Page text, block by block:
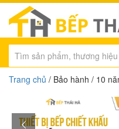
Trang chủ / Bảo hành / 10